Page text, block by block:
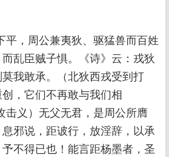
平，周公兼夷狄、驱猛兽而百姓
乱臣贼子惧。《诗》云：戎狄
我敢承。（北狄西戎受到打
，它们不再敢与我们相
击义）无父无君，是周公所膺
邪说，距诐行，放淫辞，以承
不得已也！能言距杨墨者，圣